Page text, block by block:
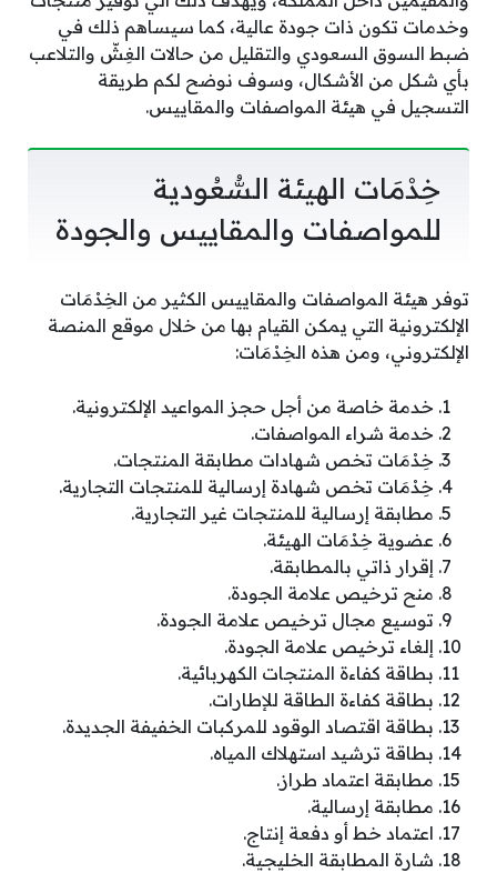
وخدمات تكون ذات جودة عالية، كما سيساهم ذلك في
ضبط السوق السعودي والتقليل من حالات الغِشّ والتلاعب
بأي شكل من الأشكال، وسوف نوضح لكم طريقة
التسجيل في هيئة المواصفات والمقاييس.
خِدْمَات الهيئة السُّعُودية
للمواصفات والمقاييس والجودة
توفر هيئة المواصفات والمقاييس الكثير من الخِدْمَات
الإلكترونية التي يمكن القيام بها من خلال موقع المنصة
الإلكتروني، ومن هذه الخِدْمَات:
خدمة خاصة من أجل حجز المواعيد الإلكترونية.
خدمة شراء المواصفات.
خِدْمَات تخص شهادات مطابقة المنتجات.
خِدْمَات تخص شهادة إرسالية للمنتجات التجارية.
مطابقة إرسالية للمنتجات غير التجارية.
عضوية خِدْمَات الهيئة.
إقرار ذاتي بالمطابقة.
منح ترخيص علامة الجودة.
توسيع مجال ترخيص علامة الجودة.
إلغاء ترخيص علامة الجودة.
بطاقة كفاءة المنتجات الكهربائية.
بطاقة كفاءة الطاقة للإطارات.
بطاقة اقتصاد الوقود للمركبات الخفيفة الجديدة.
بطاقة ترشيد استهلاك المياه.
مطابقة اعتماد طراز.
مطابقة إرسالية.
اعتماد خط أو دفعة إنتاج.
شارة المطابقة الخليجية.